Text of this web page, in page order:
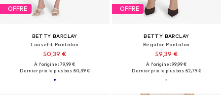
OFFRE
BETTY BARCLAY
Loosefit Pantalon
50,39 €
À l'origine : 79,99 €
Dernier prix le plus bas :50,39 €
OFFRE
BETTY BARCLAY
Regular Pantalon
59,39 €
À l'origine : 99,99 €
Dernier prix le plus bas :52,79 €